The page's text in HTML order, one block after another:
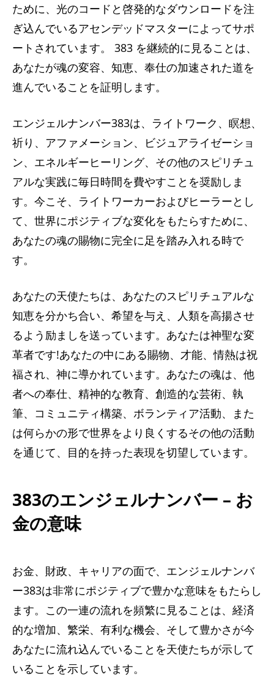
ために、光のコードと啓発的なダウンロードを注
ぎ込んでいるアセンデッドマスターによってサポ
ートされています。 383 を継続的に見ることは、
あなたが魂の変容、知恵、奉仕の加速された道を
進んでいることを証明します。
エンジェルナンバー383は​​、ライトワーク、瞑想、
祈り、アファメーション、ビジュアライゼーショ
ン、エネルギーヒーリング、その他のスピリチュ
アルな実践に毎日時間を費やすことを奨励しま
す。今こそ、ライトワーカーおよびヒーラーとし
て、世界にポジティブな変化をもたらすために、
あなたの魂の賜物に完全に足を踏み入れる時で
す。
あなたの天使たちは、あなたのスピリチュアルな
知恵を分かち合い、希望を与え、人類を高揚させ
るよう励ましを送っています。あなたは神聖な変
革者です!あなたの中にある賜物、才能、情熱は祝
福され、神に導かれています。あなたの魂は、他
者への奉仕、精神的な教育、創造的な芸術、執
筆、コミュニティ構築、ボランティア活動、また
は何らかの形で世界をより良くするその他の活動
を通じて、目的を持った表現を切望しています。
383のエンジェルナンバー – お
金の意味
お金、財政、キャリアの面で、エンジェルナンバ
ー383は​​非常にポジティブで豊かな意味をもたらし
ます。この一連の流れを頻繁に見ることは、経済
的な増加、繁栄、有利な機会、そして豊かさが今
あなたに流れ込んでいることを天使たちが示して
いることを示しています。